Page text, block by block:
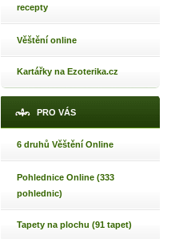
recepty
Věštění online
Kartářky na Ezoterika.cz
PRO VÁS
6 druhů Věštění Online
Pohlednice Online (333
pohlednic)
Tapety na plochu (91 tapet)